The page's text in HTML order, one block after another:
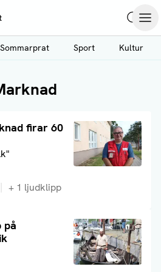
Sommarprat Sport Kultur
firar 60
+ 1 ljudklipp
på